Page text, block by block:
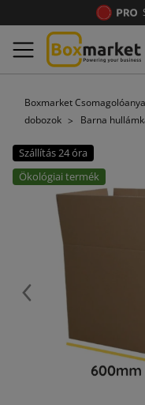
Boxmarket
dobozok
Barna
Szállítás 24 óra
Ökológiai termék
Előző